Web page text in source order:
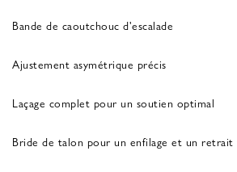
Bande de caoutchouc d'escalade
Ajustement asymétrique précis
Laçage complet pour un soutien optimal
Bride de talon pour un enfilage et un retrait